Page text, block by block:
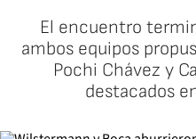
El encuentro
ambos equipos
Pochi Chávez y
destacados